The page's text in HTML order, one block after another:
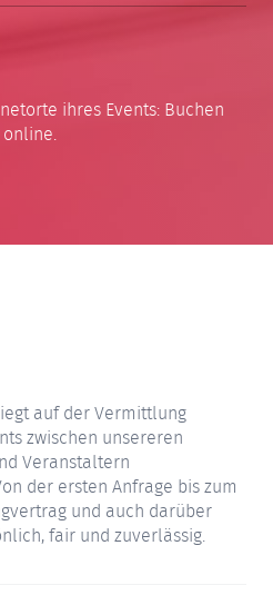
ihres Events: Buchen
auf der Vermittlung
zwischen unsereren
Veranstaltern
der ersten Anfrage bis zum
und auch darüber
fair und zuverlässig.